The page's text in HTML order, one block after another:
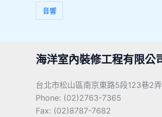
音響
海洋室內裝修工程有限公
台北市松山區南京東路5段123巷2
Phone: (02)2763-7365
Fax: (02)8787-7682